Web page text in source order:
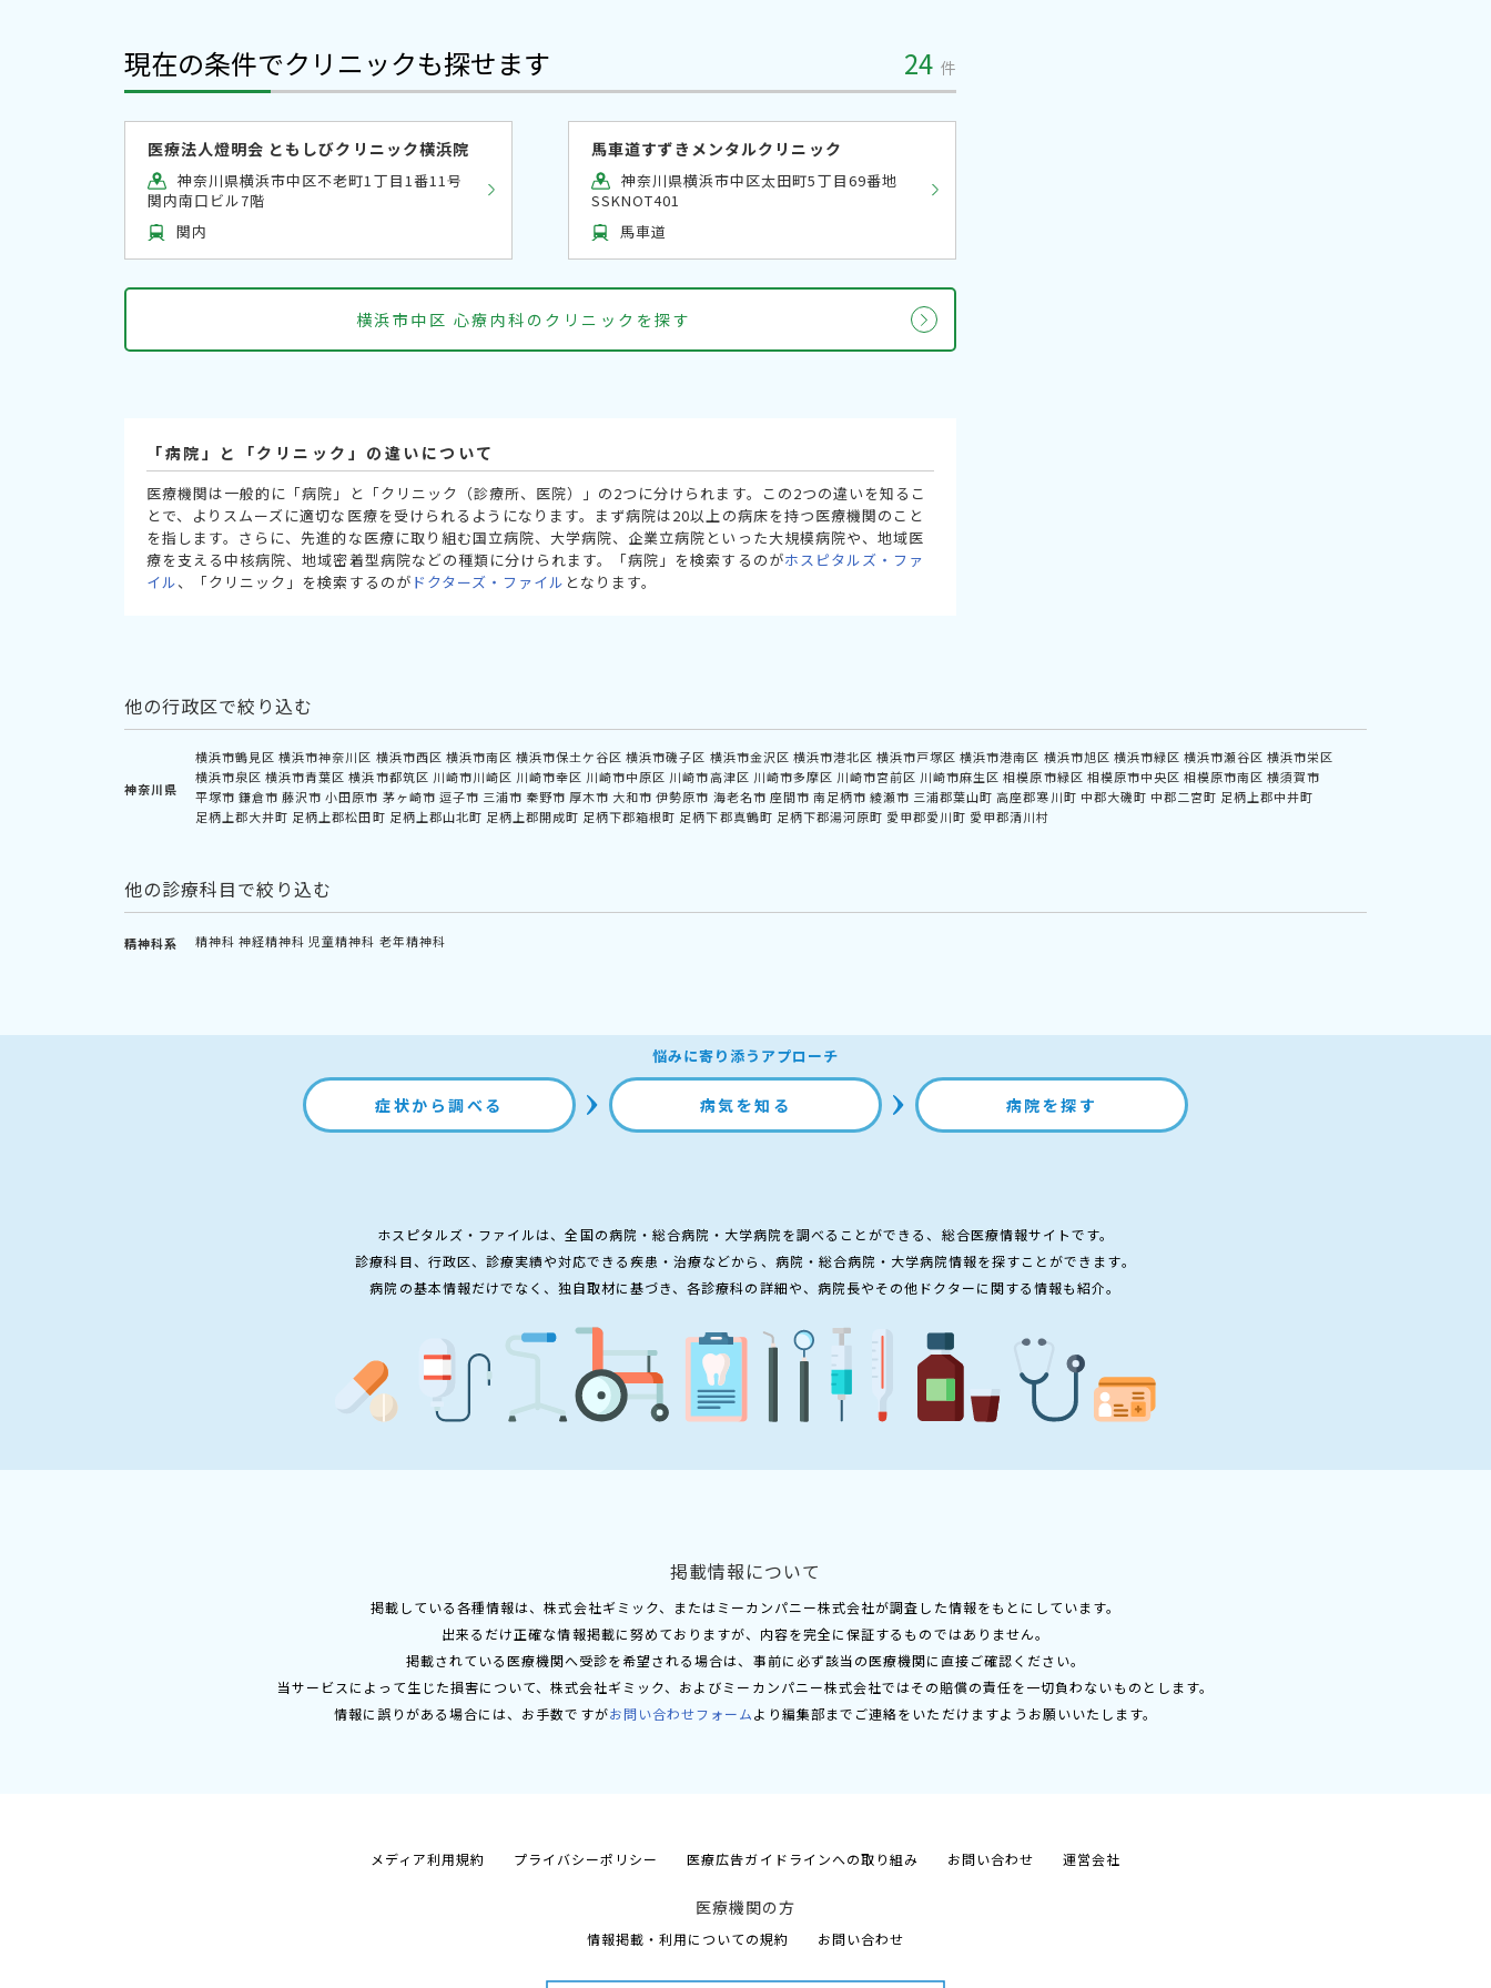
現在の条件でクリニックも探せます 24 件
医療法人燈明会 ともしびクリニック横浜院
神奈川県横浜市中区不老町1丁目1番11号
関内南口ビル7階
関内
馬車道すずきメンタルクリニック
神奈川県横浜市中区太田町5丁目69番地
SSKNOT401
馬車道
横浜市中区 心療内科のクリニックを探す
「病院」と「クリニック」の違いについて
医療機関は一般的に「病院」と「クリニック（診療所、医院）」の2つに分けられます。この2つの違いを知るこ
とで、よりスムーズに適切な医療を受けられるようになります。まず病院は20以上の病床を持つ医療機関のこと
を指します。さらに、先進的な医療に取り組む国立病院、大学病院、企業立病院といった大規模病院や、地域医
療を支える中核病院、地域密着型病院などの種類に分けられます。「病院」を検索するのがホスピタルズ・ファ
イル、「クリニック」を検索するのが ドクターズ・ファイル となります。
他の行政区で絞り込む
神奈川県
横浜市鶴見区 横浜市神奈川区 横浜市西区 横浜市南区 横浜市保土ケ谷区 横浜市磯子区 横浜市金沢区 横浜市港北区 横浜市戸塚区 横浜市港南区 横浜市旭区 横浜市緑区 横浜市瀬谷区 横浜市栄区
横浜市泉区 横浜市青葉区 横浜市都筑区 川崎市川崎区 川崎市幸区 川崎市中原区 川崎市高津区 川崎市多摩区 川崎市宮前区 川崎市麻生区 相模原市緑区 相模原市中央区 相模原市南区 横須賀市
平塚市 鎌倉市 藤沢市 小田原市 茅ヶ崎市 逗子市 三浦市 秦野市 厚木市 大和市 伊勢原市 海老名市 座間市 南足柄市 綾瀬市 三浦郡葉山町 高座郡寒川町 中郡大磯町 中郡二宮町 足柄上郡中井町
足柄上郡大井町 足柄上郡松田町 足柄上郡山北町 足柄上郡開成町 足柄下郡箱根町 足柄下郡真鶴町 足柄下郡湯河原町 愛甲郡愛川町 愛甲郡清川村
他の診療科目で絞り込む
精神科系 精神科 神経精神科 児童精神科 老年精神科
悩みに寄り添うアプローチ
症状から調べる 病気を知る 病院を探す
ホスピタルズ・ファイルは、全国の病院・総合病院・大学病院を調べることができる、総合医療情報サイトです。
診療科目、行政区、診療実績や対応できる疾患・治療などから、病院・総合病院・大学病院情報を探すことができます。
病院の基本情報だけでなく、独自取材に基づき、各診療科の詳細や、病院長やその他ドクターに関する情報も紹介。
掲載情報について
掲載している各種情報は、株式会社ギミック、またはミーカンパニー株式会社が調査した情報をもとにしています。
出来るだけ正確な情報掲載に努めておりますが、内容を完全に保証するものではありません。
掲載されている医療機関へ受診を希望される場合は、事前に必ず該当の医療機関に直接ご確認ください。
当サービスによって生じた損害について、株式会社ギミック、およびミーカンパニー株式会社ではその賠償の責任を一切負わないものとします。
情報に誤りがある場合には、お手数ですがお問い合わせフォームより編集部までご連絡をいただけますようお願いいたします。
メディア利用規約 プライバシーポリシー 医療広告ガイドラインへの取り組み お問い合わせ 運営会社
医療機関の方
情報掲載・利用についての規約 お問い合わせ